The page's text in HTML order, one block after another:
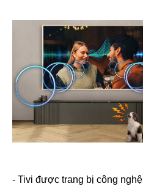
- Tivi được trang bị công nghệ